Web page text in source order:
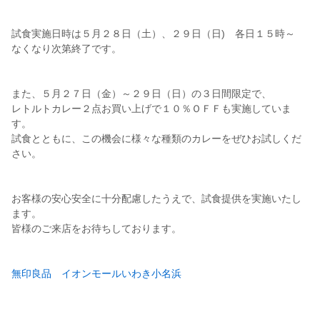
試食実施日時は５月２８日（土）、２９日（日) 各日１５時～
なくなり次第終了です。
また、５月２７日（金）～２９日（日）の３日間限定で、
レトルトカレー２点お買い上げで１０％ＯＦＦも実施していま
す。
試食とともに、この機会に様々な種類のカレーをぜひお試しくだ
さい。
お客様の安心安全に十分配慮したうえで、試食提供を実施いたし
ます。
皆様のご来店をお待ちしております。
無印良品 イオンモールいわき小名浜